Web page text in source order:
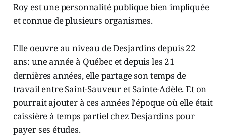
Roy est une personnalité publique bien impliquée
et connue de plusieurs organismes.
Elle oeuvre au niveau de Desjardins depuis 22
ans: une année à Québec et depuis les 21
dernières années, elle partage son temps de
travail entre Saint-Sauveur et Sainte-Adèle. Et on
pourrait ajouter à ces années l'époque où elle était
caissière à temps partiel chez Desjardins pour
payer ses études.